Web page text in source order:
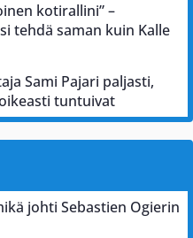
kotirallini” –
tehdä saman kuin Kalle
Sami Pajari paljasti,
tuntuivat
johti Sebastien Ogierin